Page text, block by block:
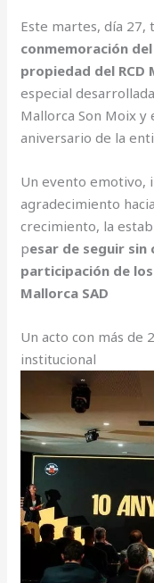
Este martes, día 27,
conmemoración
propiedad del RCD
especial
Mallorca Son Moix
aniversario de la
Un evento emotivo,
agradecimiento
crecimiento, la
pesar de seguir sin
participación de
Mallorca SAD
Un acto con más de
institucional